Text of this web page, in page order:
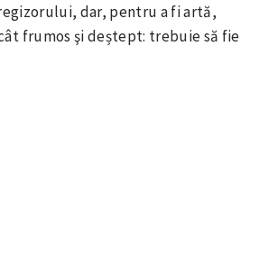
dar, pentru a fi artă,
frumos şi deștept: trebuie să fie